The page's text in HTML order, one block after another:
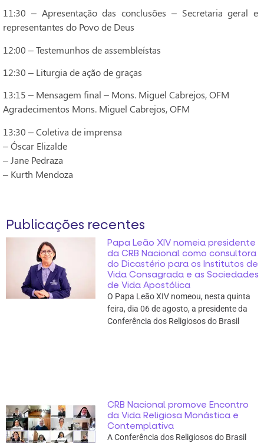
11:30 – Apresentação das conclusões – Secretaria geral e
representantes do Povo de Deus
12:00 – Testemunhos de assembleístas
12:30 – Liturgia de ação de graças
13:15 – Mensagem final – Mons. Miguel Cabrejos, OFM
Agradecimentos Mons. Miguel Cabrejos, OFM
13:30 – Coletiva de imprensa
– Óscar Elizalde
– Jane Pedraza
– Kurth Mendoza
Publicações recentes
Papa Leão XIV nomeia presidente
da CRB Nacional como consultora
do Dicastério para os Institutos de
Vida Consagrada e as Sociedades
de Vida Apostólica
O Papa Leão XIV nomeou, nesta quinta
feira, dia 06 de agosto, a presidente da
Conferência dos Religiosos do Brasil
CRB Nacional promove Encontro
da Vida Religiosa Monástica e
Contemplativa
A Conferência dos Religiosos do Brasil